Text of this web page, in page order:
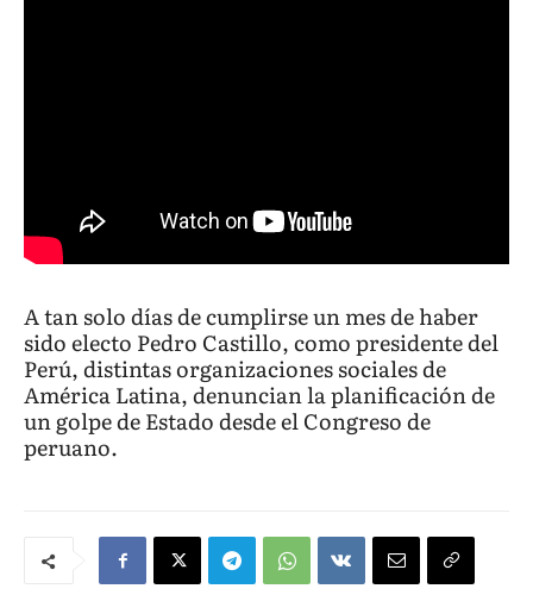
A tan solo días de cumplirse un mes de haber
sido electo Pedro Castillo, como presidente del
Perú, distintas organizaciones sociales de
América Latina, denuncian la planificación de
un golpe de Estado desde el Congreso de
peruano.